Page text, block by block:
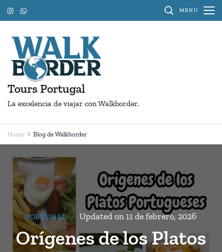
Skip
to
content
(Press
Enter)
MENU
Tours Portugal
La excelencia de viajar con Walkborder.
Home Blog de Walkborder
Blog
de
Walkborder
PORTUGAL Updated on11 de febrero, 2026
Orígenes de los Platos